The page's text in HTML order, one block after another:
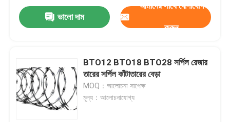
ভালো দাম
আমাদের সাথে যোগাযোগ
করুন
BTO12 BTO18 BTO28 সর্পিল রেজার
তারের সর্পিল কাঁটাতারের বেড়া
MOQ：আলোচনা সাপেক্ষ
মূল্য：আলোচনাযোগ্য